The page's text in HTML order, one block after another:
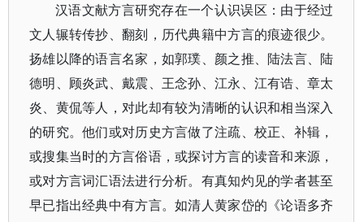
汉语文献方言研究存在一个认识误区：由于经过
文人辗转传抄、翻刻，历代典籍中方言的痕迹很少。
扬雄以降的语言名家，如郭璞 、颜之推、陆法言、陆
德明、顾炎武、戴震、王念孙、江永、江有诰、章太
炎、黄侃等人，对此却有较为清晰的认识和相当深入
的研究。他们或对历史方言做了注疏、校正、补辑，
或搜集当时的方言俗语，或探讨方言的读音和来源，
或对方言词汇语法进行分析。有真知灼见的学者甚至
早已指出经典中有方言。如清人黄家岱的《论语多齐